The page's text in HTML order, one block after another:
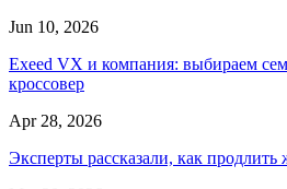
Jun 10, 2026
Exeed VX и компания: выбираем
кроссовер
Apr 28, 2026
Эксперты рассказали, как